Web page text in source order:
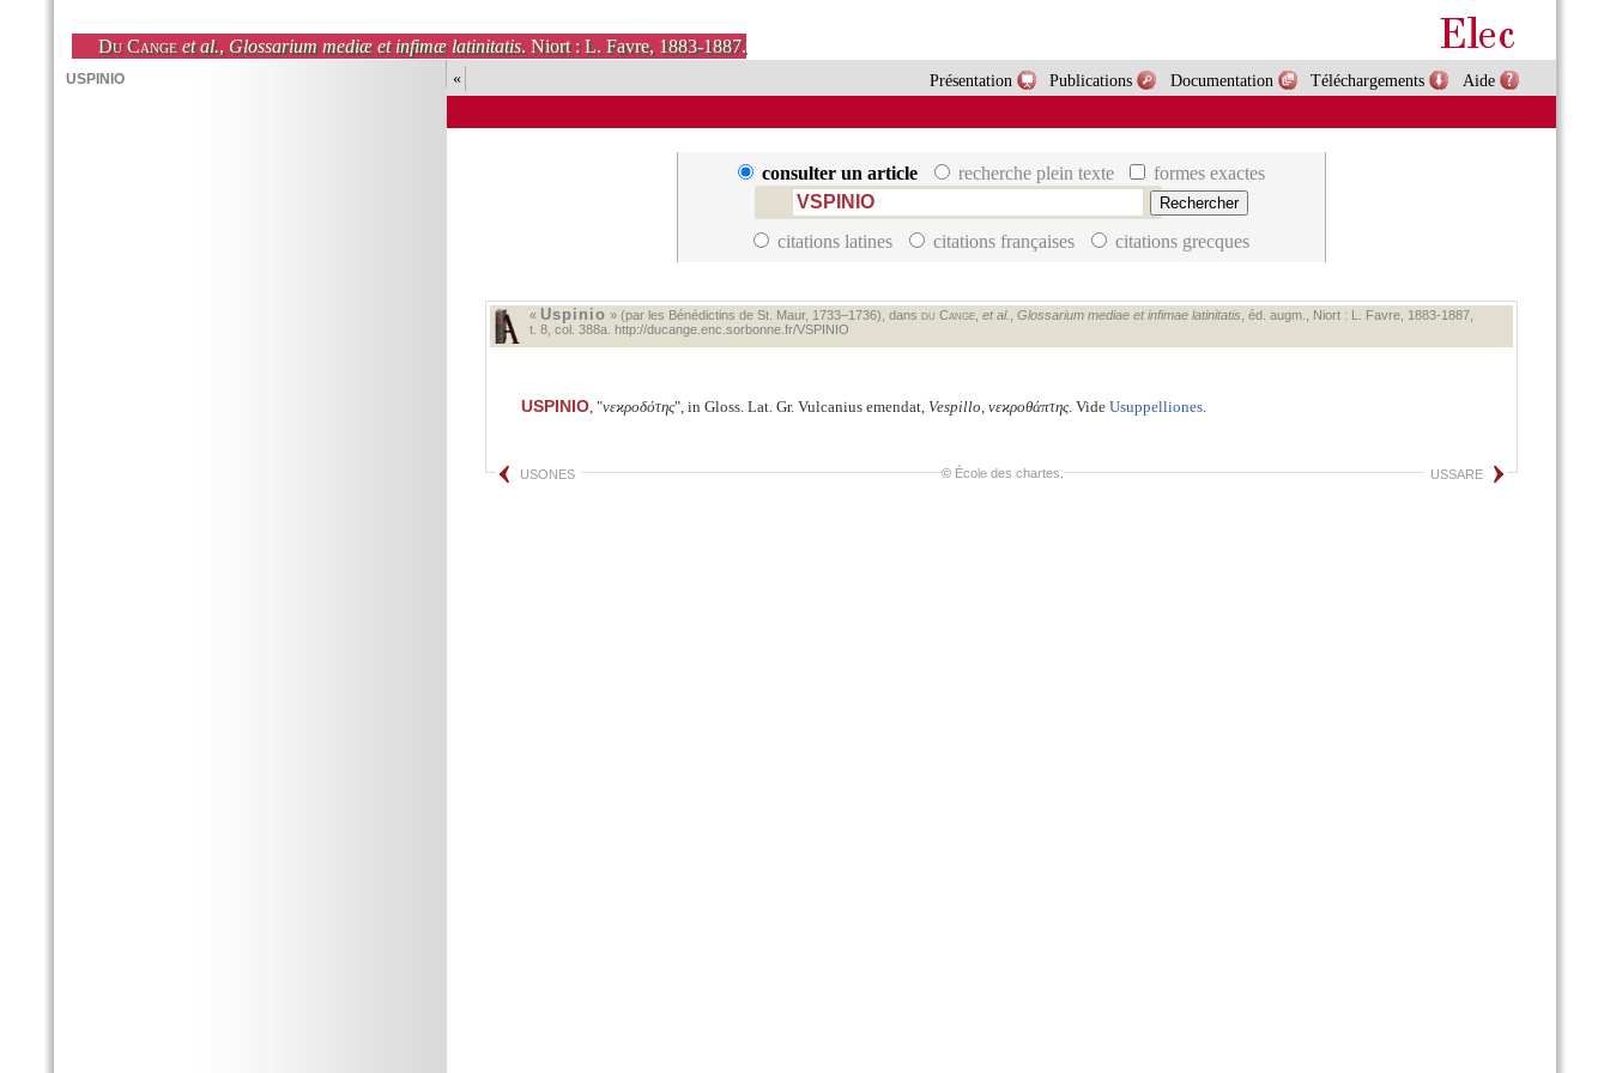
Du Cange et al., Glossarium mediæ et infimæ latinitatis. Niort : L. Favre, 1883-1887.
« Aide
Téléchargements
Documentation
Publications
Présentation
consulter un article recherche plein texte formes exactes
citations latines citations françaises citations grecques
« Uspinio » (par les Bénédictins de St. Maur, 1733–1736), dans du Cange, et al. Glossarium mediae et infimae latinitatis , éd. augm., Niort : L. Favre, 1883‑1887,
t. 8, col. 388a. http://ducange.enc.sorbonne.fr/VSPINIO
USPINIO, νεϰροδότης , in Gloss. Lat. Gr. Vulcanius emendat, Vespillo, νεϰροθάπτης. Vide Usuppelliones.
USONES USSARE
© École des chartes